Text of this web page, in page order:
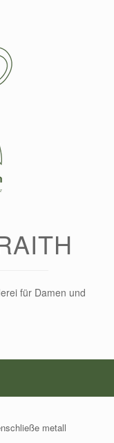
für Damen und
metall